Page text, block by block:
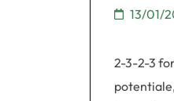
13/01/
2-3-2-3